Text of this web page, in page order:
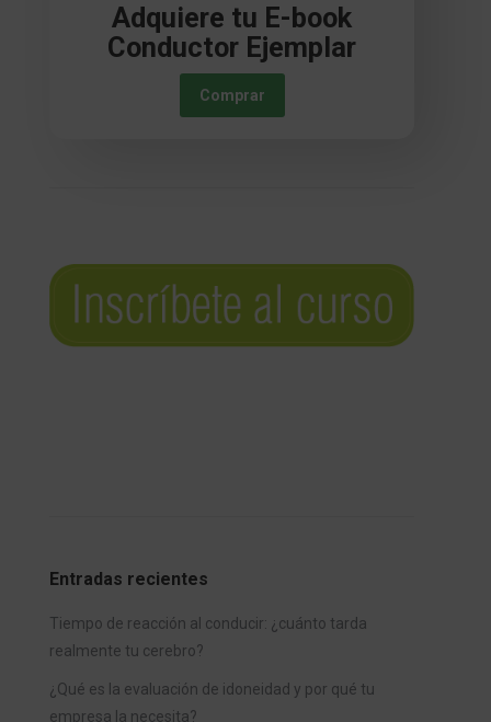
Adquiere tu E-book
Conductor Ejemplar
Comprar
Entradas recientes
Tiempo de reacción al conducir: ¿cuánto tarda
realmente tu cerebro?
¿Qué es la evaluación de idoneidad y por qué tu
empresa la necesita?